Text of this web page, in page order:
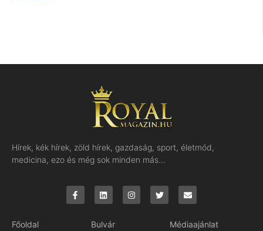
Hírek, kék hírek, zöld hírek, gazdaság, sport, életmód,
medicina, ezo és még sok minden más…
Főoldal Bulvár Médiaajánlat